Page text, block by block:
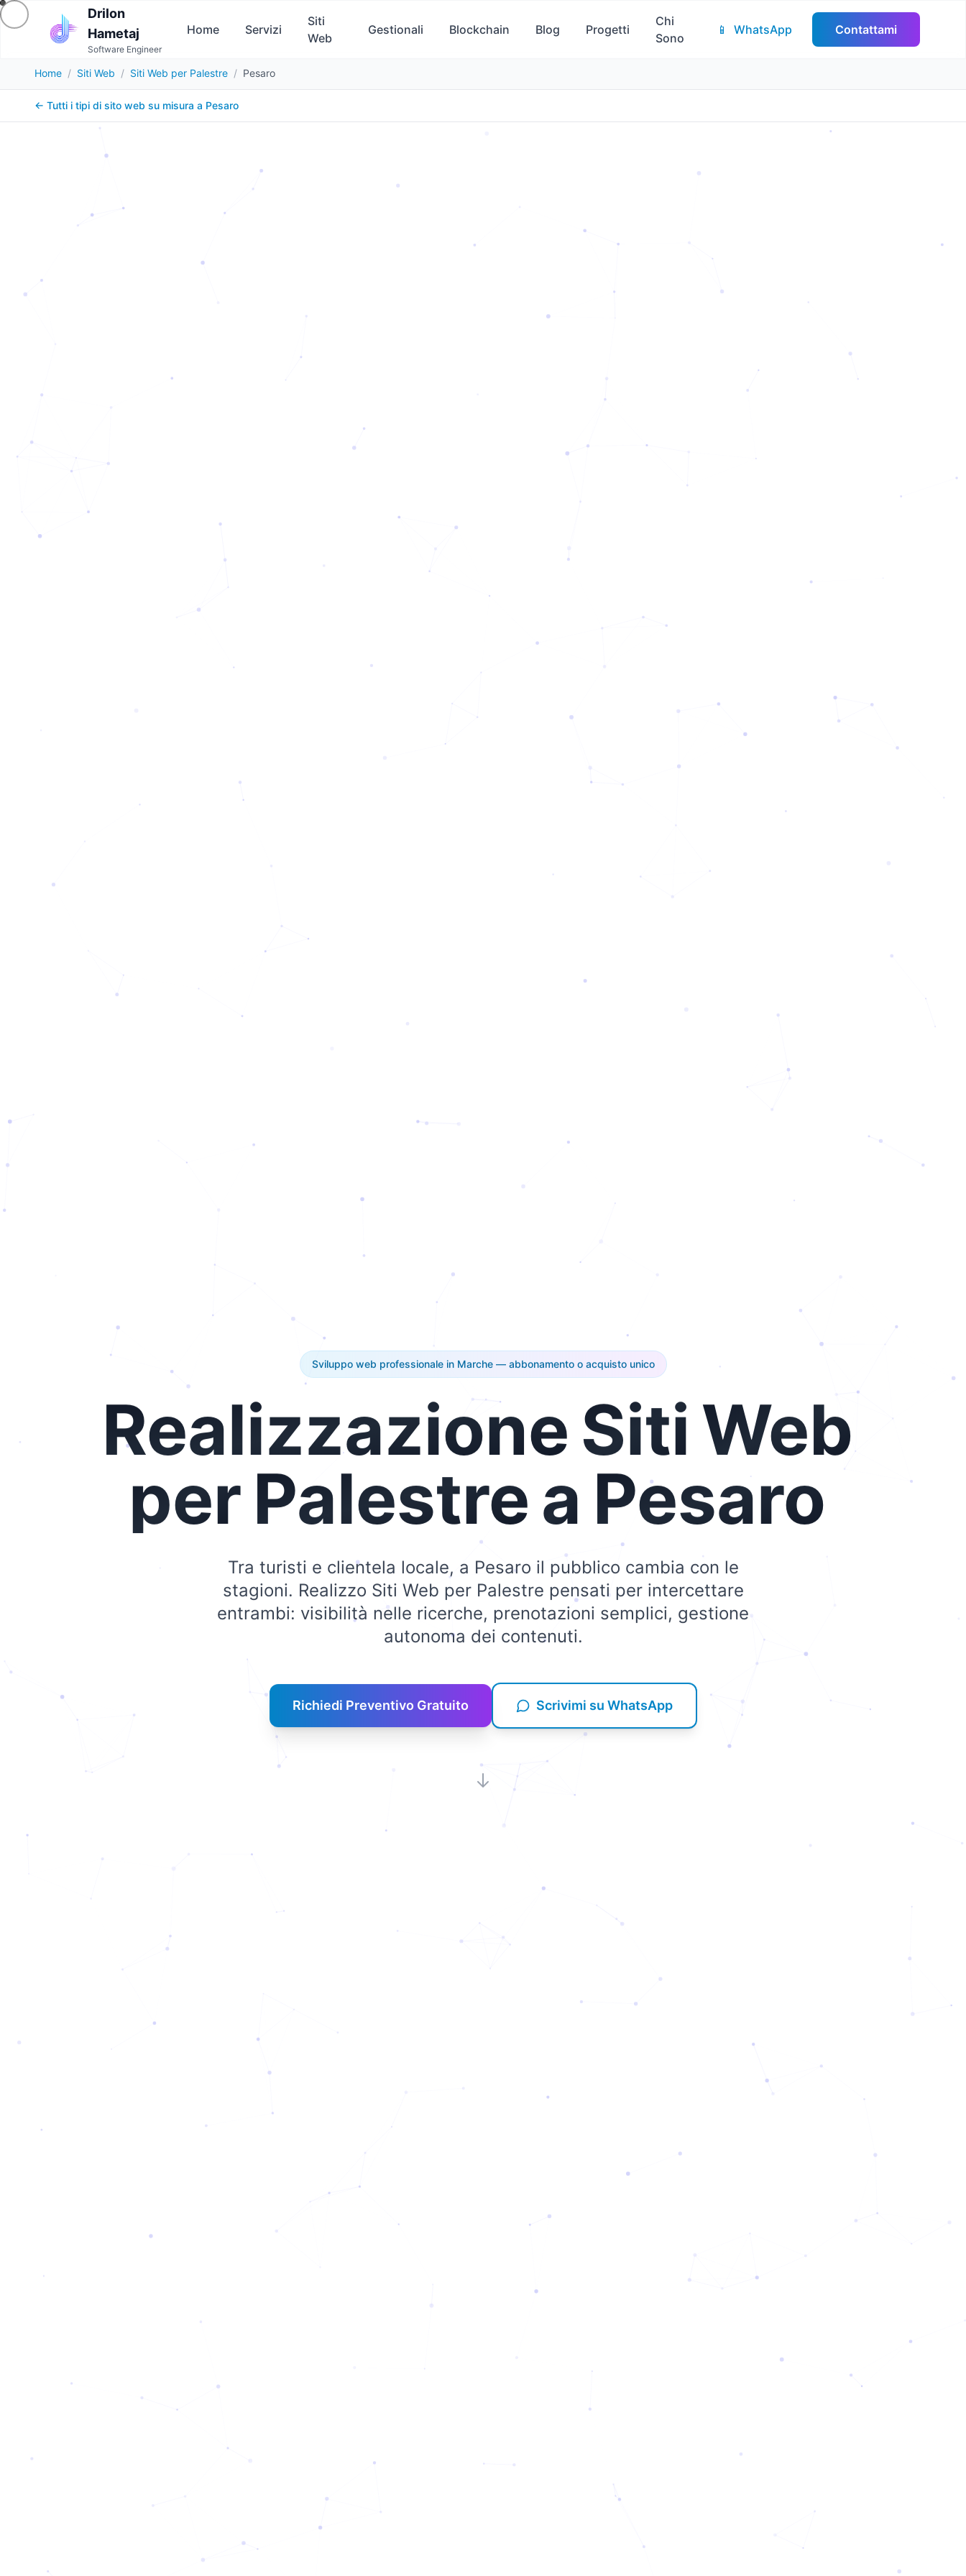
Drilon
Hametaj
Software Engineer
Home Servizi
Siti
Web
Gestionali Blockchain Blog Progetti
Chi
Sono
📱 WhatsApp Contattami
Home / Siti Web / Siti Web per Palestre / Pesaro
← Tutti i tipi di sito web su misura a Pesaro
Sviluppo web professionale in Marche — abbonamento o acquisto unico
RealizzazioneSitiWeb
perPalestrea Pesaro
Tra turisti e clientela locale, a Pesaro il pubblico cambia con le
stagioni. Realizzo Siti Web per Palestre pensati per intercettare
entrambi: visibilità nelle ricerche, prenotazioni semplici, gestione
autonoma dei contenuti.
Richiedi Preventivo Gratuito Scrivimi su WhatsApp